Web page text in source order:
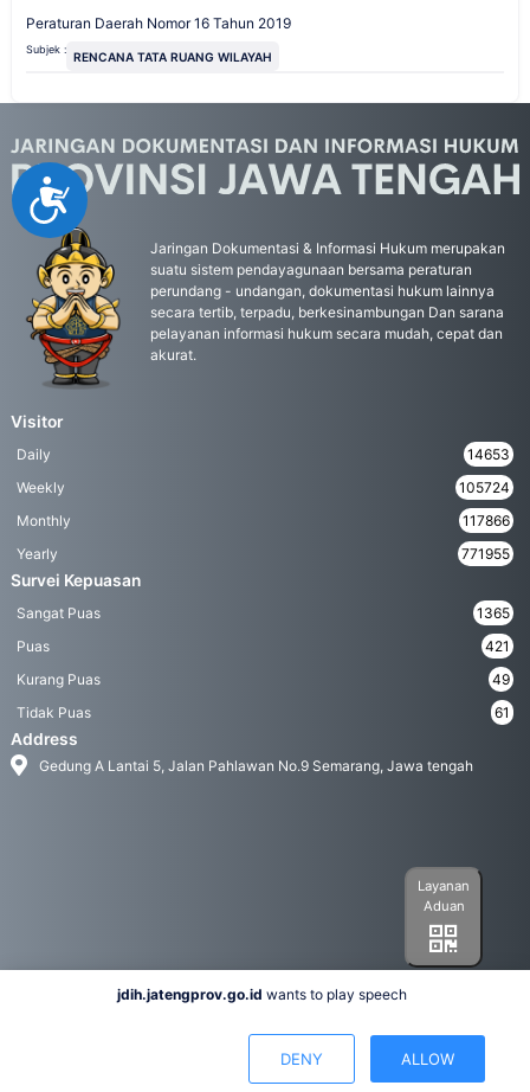
Accessibility
Peraturan Daerah Nomor 16 Tahun 2019
Subjek : RENCANA TATA RUANG WILAYAH
Jaringan Dokumentasi & Informasi Hukum merupakan
suatu sistem pendayagunaan bersama peraturan
perundang - undangan, dokumentasi hukum lainnya
secara tertib, terpadu, berkesinambungan Dan sarana
pelayanan informasi hukum secara mudah, cepat dan
akurat.
Visitor
Daily
14653
Weekly
105724
Monthly
117866
Yearly
771955
Survei Kepuasan
Sangat Puas
1365
Puas
421
Kurang Puas
49
Tidak Puas
61
Address
Gedung A Lantai 5, Jalan Pahlawan No.9 Semarang, Jawa tengah
Layanan
Aduan
Hak Cipta 2022© Biro Hukum Pemerintah Provinsi Jawa Tengah
jdih.jatengprov.go.id wants to play speech
DENY ALLOW